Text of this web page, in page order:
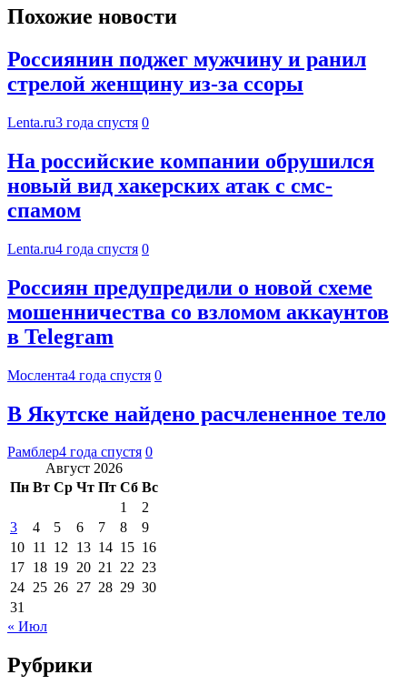
Похожие новости
Россиянин поджег мужчину и ранил
стрелой женщину из-за ссоры
Lenta.ru3 года спустя 0
На российские компании обрушился
новый вид хакерских атак с смс-
спамом
Lenta.ru4 года спустя 0
Россиян предупредили о новой схеме
мошенничества со взломом аккаунтов
в Telegram
Мослента4 года спустя 0
В Якутске найдено расчлененное тело
Рамблер4 года спустя 0
Август 2026
Пн Вт Ср Чт Пт Сб Вс
1
2
3
4 5 6 7 8
9
10 11 12 13 14 15 16
17 18 19 20 21 22 23
24 25 26 27 28 29 30
31
« Июл
Рубрики